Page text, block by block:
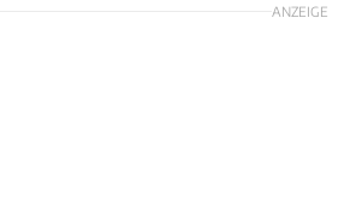
ANZEIGE